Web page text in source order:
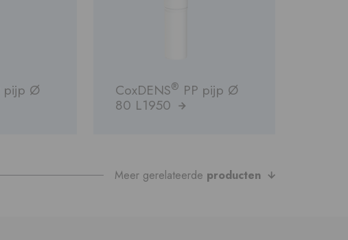
pijp Ø CoxDENS® PP pijp Ø
80 L1950
Meer gerelateerde producten